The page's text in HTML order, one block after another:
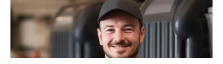
mechanizmów osłonowych. Jakie są kluczowe elementy
tej ustawy?